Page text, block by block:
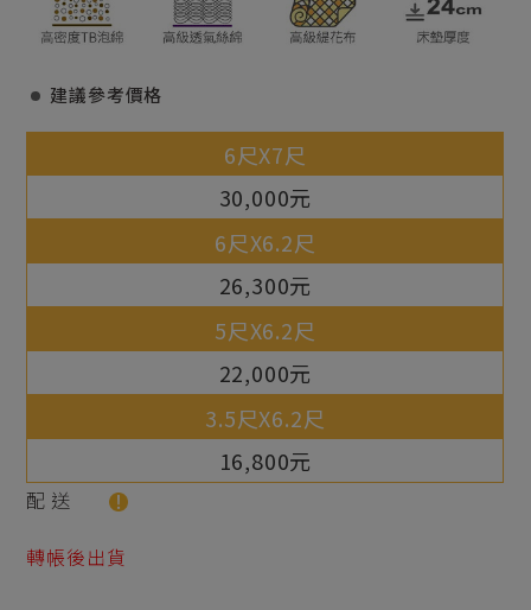
建議參考價格
30,000元
26,300元
22,000元
16,800元
配送
轉帳後出貨